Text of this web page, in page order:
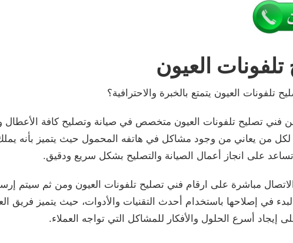
العيون
العيون يتمتع بالخبرة والاحترافية؟
تصليح تلفونات العيون متخصص في صيانة وتصليح كافة الأعطال
لكل من يعاني من وجود مشاكل في هاتفه المحمول حيث يتميز بأنه
تساعد على انجاز أعمال الصيانة والتصليح بشكل سريع ودقيق.
مباشرة على ارقام فني تصليح تلفونات العيون ومن ثم سيتم
في إصلاحها باستخدام أحدث التقنيات والأدوات، حيث يتميز فريق
إيجاد أسرع الحلول والأفكار للمشاكل التي تواجه العملاء.